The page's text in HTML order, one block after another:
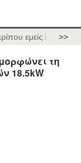
εμείς >>
τη
18.5kW